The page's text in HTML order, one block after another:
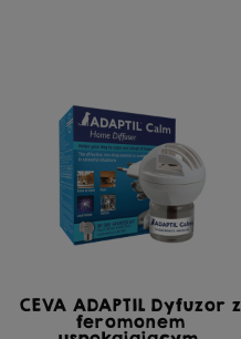
CEVA ADAPTIL Dyfuzor z
feromonem